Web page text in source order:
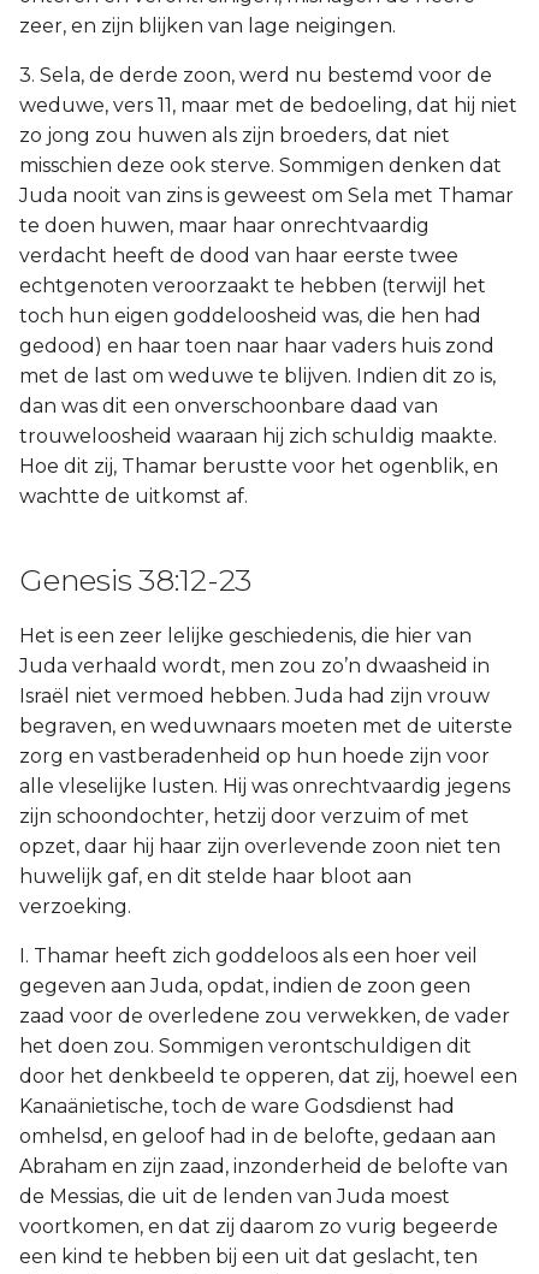
zeer, en zijn blijken van lage neigingen.
3. Sela, de derde zoon, werd nu bestemd voor de
weduwe, vers 11, maar met de bedoeling, dat hij niet
zo jong zou huwen als zijn broeders, dat niet
misschien deze ook sterve. Sommigen denken dat
Juda nooit van zins is geweest om Sela met Thamar
te doen huwen, maar haar onrechtvaardig
verdacht heeft de dood van haar eerste twee
echtgenoten veroorzaakt te hebben (terwijl het
toch hun eigen goddeloosheid was, die hen had
gedood) en haar toen naar haar vaders huis zond
met de last om weduwe te blijven. Indien dit zo is,
dan was dit een onverschoonbare daad van
trouweloosheid waaraan hij zich schuldig maakte.
Hoe dit zij, Thamar berustte voor het ogenblik, en
wachtte de uitkomst af.
Genesis 38:12-23
Het is een zeer lelijke geschiedenis, die hier van
Juda verhaald wordt, men zou zo’n dwaasheid in
Israël niet vermoed hebben. Juda had zijn vrouw
begraven, en weduwnaars moeten met de uiterste
zorg en vastberadenheid op hun hoede zijn voor
alle vleselijke lusten. Hij was onrechtvaardig jegens
zijn schoondochter, hetzij door verzuim of met
opzet, daar hij haar zijn overlevende zoon niet ten
huwelijk gaf, en dit stelde haar bloot aan
verzoeking.
I. Thamar heeft zich goddeloos als een hoer veil
gegeven aan Juda, opdat, indien de zoon geen
zaad voor de overledene zou verwekken, de vader
het doen zou. Sommigen verontschuldigen dit
door het denkbeeld te opperen, dat zij, hoewel een
Kanaänietische, toch de ware Godsdienst had
omhelsd, en geloof had in de belofte, gedaan aan
Abraham en zijn zaad, inzonderheid de belofte van
de Messias, die uit de lenden van Juda moest
voortkomen, en dat zij daarom zo vurig begeerde
een kind te hebben bij een uit dat geslacht, ten